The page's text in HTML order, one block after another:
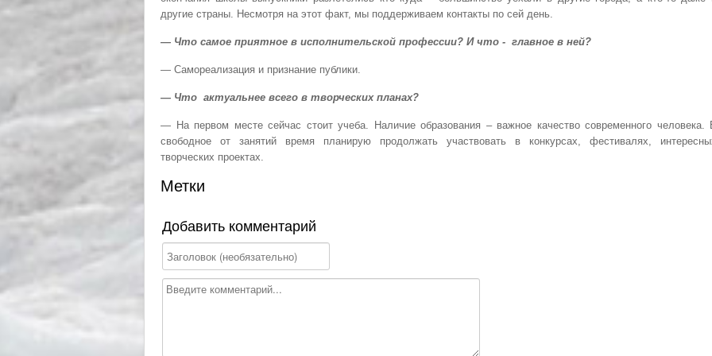
другие страны. Несмотря на этот факт, мы поддерживаем контакты по сей день.
— Что самое приятное в исполнительской профессии? И что - главное в ней?
— Самореализация и признание публики.
— Что актуальнее всего в творческих планах?
— На первом месте сейчас стоит учеба. Наличие образования – важное качество современного человека.
свободное от занятий время планирую продолжать участвовать в конкурсах, фестивалях,
творческих проектах.
Метки
Добавить комментарий